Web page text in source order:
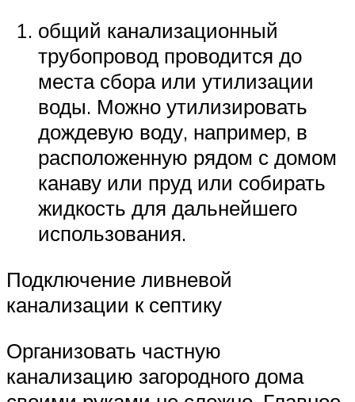
общий канализационный
трубопровод проводится до
места сбора или утилизации
воды. Можно утилизировать
дождевую воду, например, в
расположенную рядом с домом
канаву или пруд или собирать
жидкость для дальнейшего
использования.
Подключение ливневой
канализации к септику
Организовать частную
канализацию загородного дома